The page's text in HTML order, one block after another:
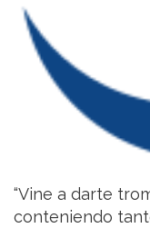
“Vine a darte
conteniendo